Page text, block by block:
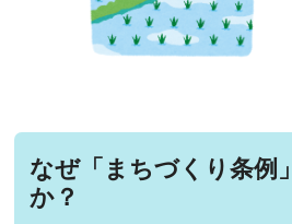
なぜ「まちづくり条例
か？